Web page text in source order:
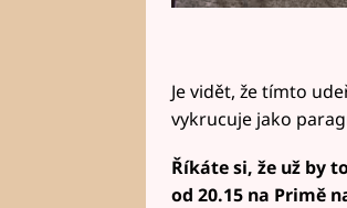
Je vidět, že tímto
vykrucuje jako
Říkáte si, že už by
od 20.15 na Primě